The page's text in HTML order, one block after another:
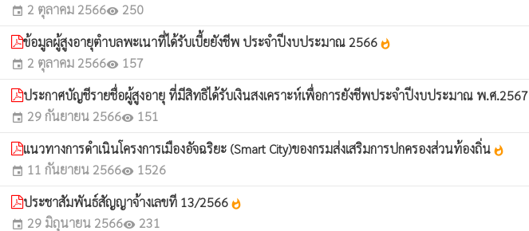
event 2 ตุลาคม 2566visibility 250
ข้อมูลผู้สูงอายุตำบลพะเนาที่ได้รับเบี้ยยังชีพ ประจำปีงบประมาณ 2566 whatshot
event 2 ตุลาคม 2566visibility 157
ประกาศบัญชีรายชื่อผู้สูงอายุ ที่มีสิทธิได้รับเงินสงเคราะห์เพื่อการยังชีพประจำปีงบประมาณ พ.ศ.2567
event 29 กันยายน 2566visibility 151
แนวทางการดำเนินโครงการเมืองอัจฉริยะ (Smart City)ของกรมส่งเสริมการปกครองส่วนท้องถิ่น whatshot
event 11 กันยายน 2566visibility 1526
ประชาสัมพันธ์สัญญาจ้างเลขที 13/2566 whatshot
event 29 มิถุนายน 2566visibility 231